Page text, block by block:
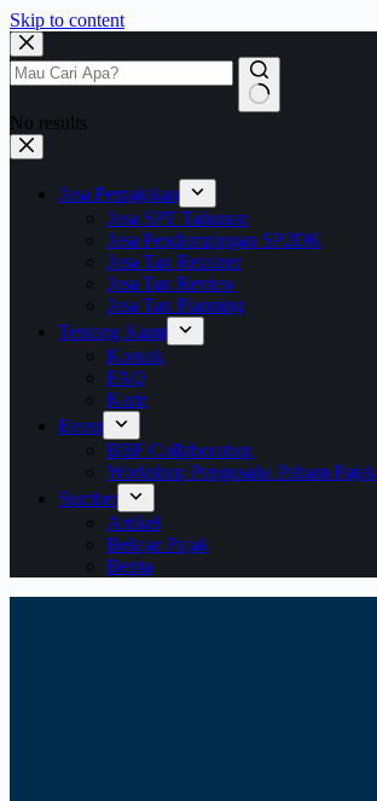
Skip to content
No results
Jasa Perpajakan
Jasa SPT Tahunan
Jasa Pendampingan SP2DK
Jasa Tax Retainer
Jasa Tax Review
Jasa Tax Planning
Tentang Kami
Kontak
FAQ
Karir
Event
BBF Collaboration
Workshop Pengusaha Paham Pajak
Sumber
Artikel
Belajar Pajak
Berita